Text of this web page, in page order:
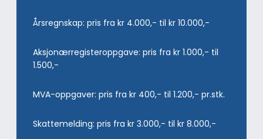
Årsregnskap: pris fra kr 4.000,- til kr 10.000,-
Aksjonærregisteroppgave: pris fra kr 1.000,- til
1.500,-
MVA-oppgaver: pris fra kr 400,- til 1.200,- pr.stk.
Skattemelding: pris fra kr 3.000,- til kr 8.000,-